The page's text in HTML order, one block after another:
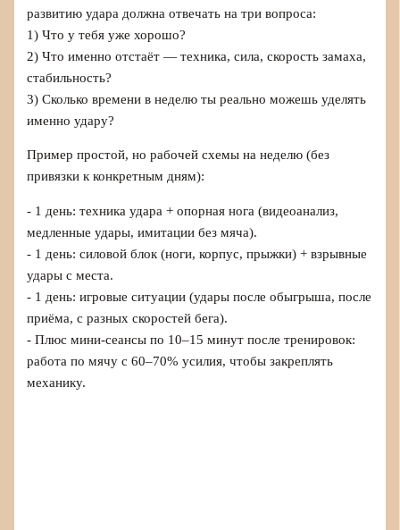
развитию удара должна отвечать на три вопроса:
1) Что у тебя уже хорошо?
2) Что именно отстаёт — техника, сила, скорость замаха,
стабильность?
3) Сколько времени в неделю ты реально можешь уделять
именно удару?
Пример простой, но рабочей схемы на неделю (без
привязки к конкретным дням):
- 1 день: техника удара + опорная нога (видеоанализ,
медленные удары, имитации без мяча).
- 1 день: силовой блок (ноги, корпус, прыжки) + взрывные
удары с места.
- 1 день: игровые ситуации (удары после обыгрыша, после
приёма, с разных скоростей бега).
- Плюс мини-сеансы по 10–15 минут после тренировок:
работа по мячу с 60–70% усилия, чтобы закреплять
механику.